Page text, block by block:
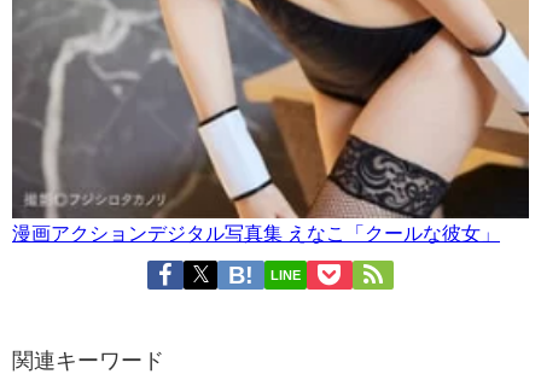
漫画アクションデジタル写真集 えなこ「クールな彼女」
LINE
関連キーワード